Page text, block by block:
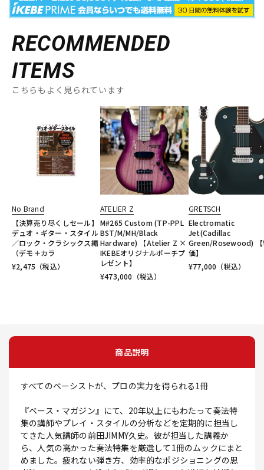
RECOMMENDED
ITEMS
こちらもよく見られています
No Brand
【決算売り尽くしセール】
デュオ・ギター・スタイル
／ロック・クラシックス編
（デモ＋カラ
¥2,475 （税込）
ATELIER Z
M#265 Custom (TP-PPL
BST/M/MH/Black
Hardware) 【Atelier Z ×
IKEBEオリジナルポーチプ
レゼント】
¥473,000 （税込）
GRETSCH
Electromatic
Jet(Cadillac
Green/Rosewood) 【
価】
¥77,000 （税込）
商品説明
すべてのベーシストが、プロの実力を得られる1冊
『ベース・マガジン』にて、20年以上にもわたって奏法特
集の講師やプレイ・スタイルの分析などを定期的に担当し
てきた人気講師の前田JIMMY久史。彼が担当した講義か
ら、人気の高かった奏法特集を厳選して1冊のムックにまと
めました。疲れない弾き方、効率的なポジショニングの思